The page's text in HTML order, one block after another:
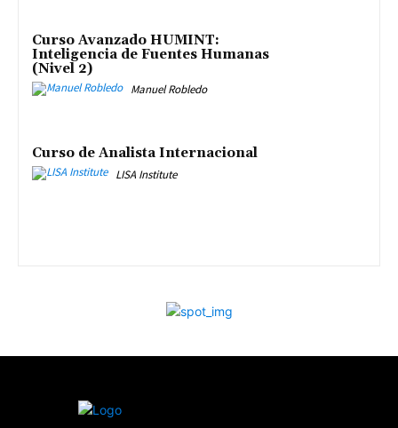
Curso Avanzado HUMINT:
Inteligencia de Fuentes Humanas
(Nivel 2)
Manuel Robledo
Curso de Analista Internacional
LISA Institute